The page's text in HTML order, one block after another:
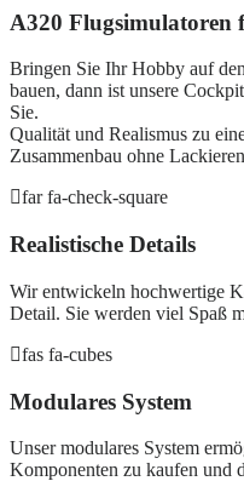
A320 Flugsimulatoren
Bringen Sie Ihr Hobby auf
bauen, dann ist unsere
Sie.
Qualität und Realismus zu
Zusammenbau ohne
far fa-check-square
Realistische Details
Wir entwickeln hochwertige
Detail. Sie werden viel Spaß
fas fa-cubes
Modulares System
Unser modulares System
Komponenten zu kaufen und